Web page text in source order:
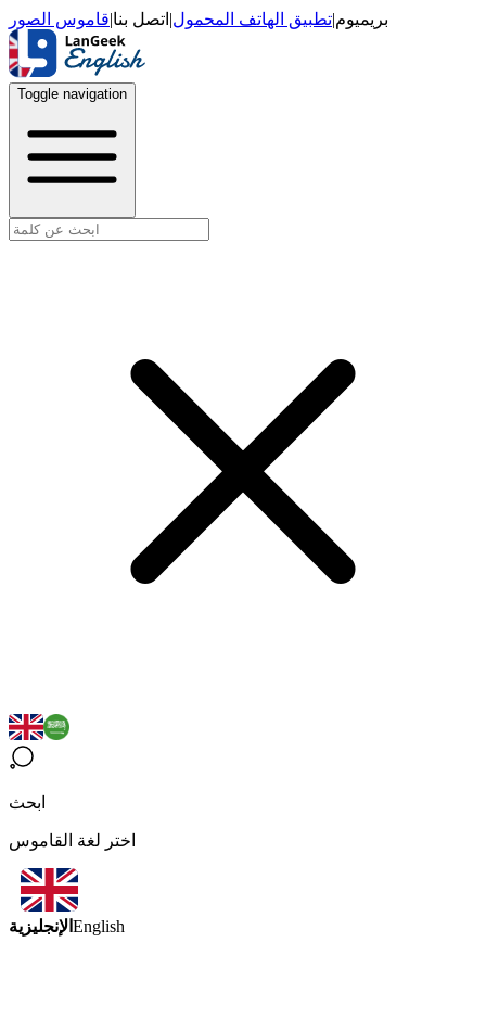
بريميوم|تطبيق الهاتف المحمول| اتصل بنا|قاموس الصور
Toggle navigation
ابحث
اختر لغة القاموس
الإنجليزية English